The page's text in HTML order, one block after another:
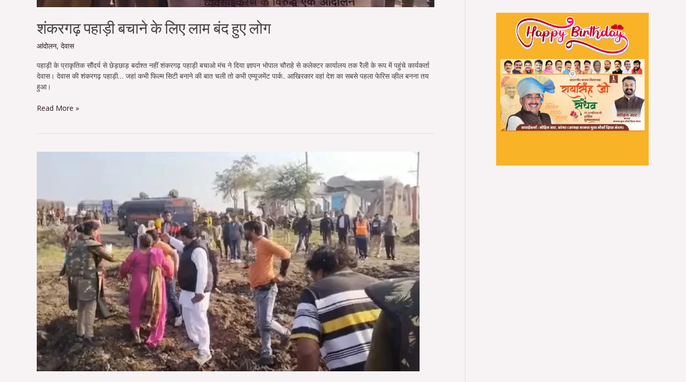
शंकरगढ़ पहाड़ी बचाने के लिए लाम बंद हुए लोग
आंदोलन, देवास
पहाड़ी के प्राकृतिक सौंदर्य से छेड़छाड़ बर्दाश्त नहीं शंकरगढ़ पहाड़ी बचाओ मंच ने दिया ज्ञापन भोपाल चौराहे से कलेक्टर कार्यालय तक रैली के रूप में पहुंचे कार्यकर्ता
देवास। देवास की शंकरगढ़ पहाड़ी… जहां कभी फिल्म सिटी बनाने की बात चली तो कभी एम्यूजमेंट पार्क.. आखिरकार वहां देश का सबसे पहला फेरिस व्हील बनना तय
हुआ।
Read More »
का
विरोध
कर
रहे
हैं
लोगों
को
सख्ती
से
हटाया…